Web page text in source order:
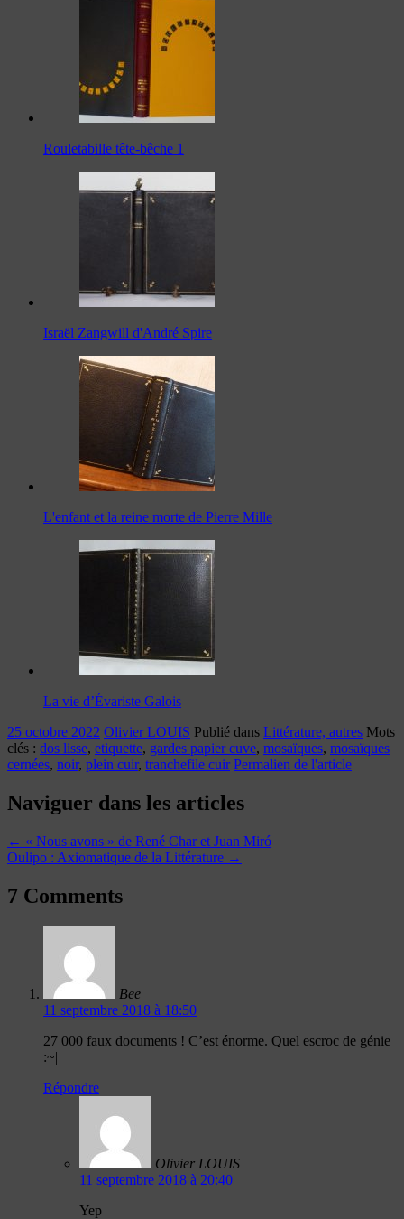
Rouletabille tête-bêche 1
Israël Zangwill d'André Spire
L'enfant et la reine morte de Pierre Mille
La vie d’Évariste Galois
25 octobre 2022 Olivier LOUIS Publié dans Littérature, autres Mots
clés : dos lisse, etiquette, gardes papier cuve, mosaïques, mosaïques
cernées, noir, plein cuir, tranchefile cuir Permalien de l'article
Naviguer dans les articles
← « Nous avons » de René Char et Juan Miró
Oulipo : Axiomatique de la Littérature →
7 Comments
Bee
11 septembre 2018 à 18:50
27 000 faux documents ! C’est énorme. Quel escroc de génie
:~|
Répondre
Olivier LOUIS
11 septembre 2018 à 20:40
Yep